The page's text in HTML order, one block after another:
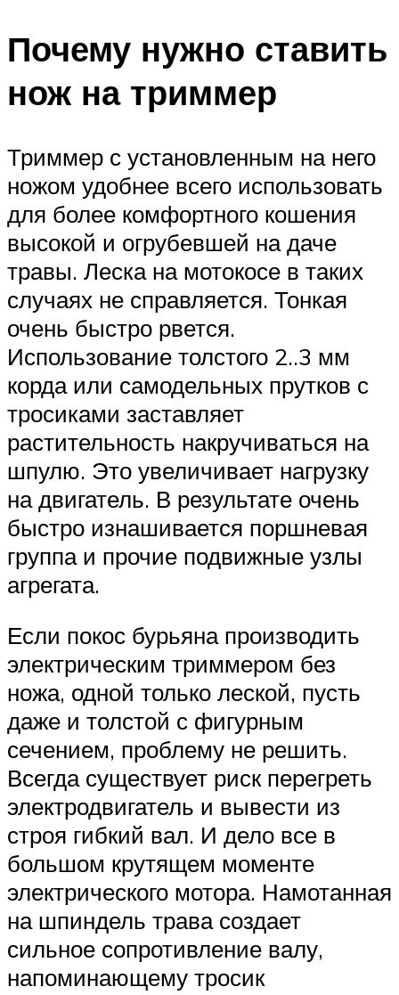
Почему нужно ставить
нож на триммер
Триммер с установленным на него
ножом удобнее всего использовать
для более комфортного кошения
высокой и огрубевшей на даче
травы. Леска на мотокосе в таких
случаях не справляется. Тонкая
очень быстро рвется.
Использование толстого 2..3 мм
корда или самодельных прутков с
тросиками заставляет
растительность накручиваться на
шпулю. Это увеличивает нагрузку
на двигатель. В результате очень
быстро изнашивается поршневая
группа и прочие подвижные узлы
агрегата.
Если покос бурьяна производить
электрическим триммером без
ножа, одной только леской, пусть
даже и толстой с фигурным
сечением, проблему не решить.
Всегда существует риск перегреть
электродвигатель и вывести из
строя гибкий вал. И дело все в
большом крутящем моменте
электрического мотора. Намотанная
на шпиндель трава создает
сильное сопротивление валу,
напоминающему тросик